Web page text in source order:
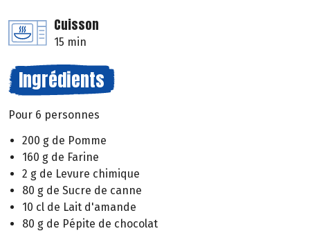
Cuisson
15 min
Ingrédients
Pour 6 personnes
200 g de Pomme
160 g de Farine
2 g de Levure chimique
80 g de Sucre de canne
10 cl de Lait d'amande
80 g de Pépite de chocolat